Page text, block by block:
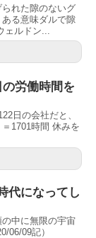
れた隙のないグ
る意味ダルで隙
ェルドン...
労働時間を
日の会社だと、
1701時間 休みを
代になってし
中に無限の宇宙
06/09記）